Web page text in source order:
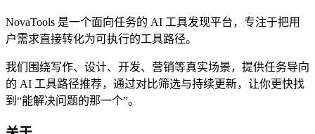
NovaTools 是一个面向任务的 AI 工具发现平台，专注于把用
户需求直接转化为可执行的工具路径。
我们围绕写作、设计、开发、营销等真实场景，提供任务导向
的 AI 工具路径推荐，通过对比筛选与持续更新，让你更快找
到“能解决问题的那一个”。